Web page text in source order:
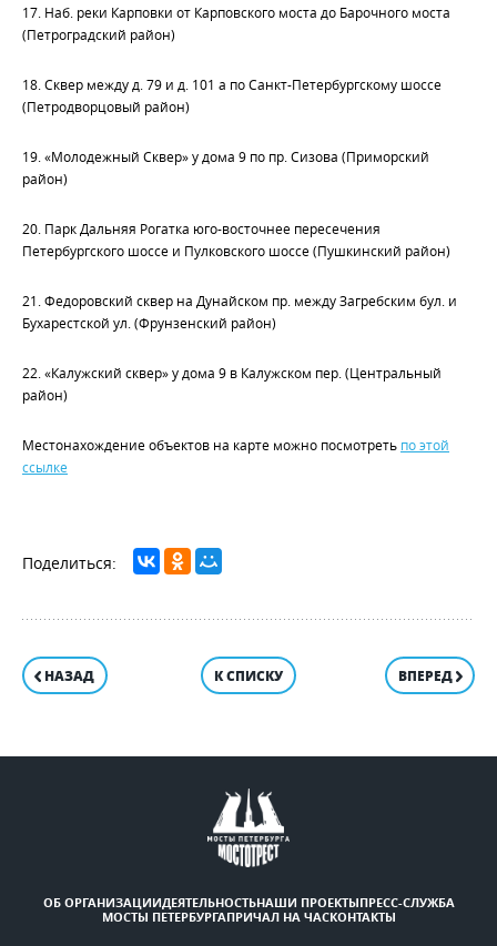
17. Наб. реки Карповки от Карповского моста до Барочного моста
(Петроградский район)
18. Сквер между д. 79 и д. 101 а поСанкт-Петербургскому шоссе
(Петродворцовый район)
19. «Молодежный Сквер» у дома 9 по пр. Сизова (Приморский
район)
20. Парк Дальняя Рогатка юго-восточнее пересечения
Петербургского шоссе и Пулковского шоссе (Пушкинский район)
21. Федоровский сквер на Дунайском пр. между Загребским бул. и
Бухарестской ул. (Фрунзенский район)
22. «Калужский сквер» у дома 9 в Калужском пер. (Центральный
район)
Местонахождение объектов на карте можно посмотреть по этой
ссылке
НАЗАД К СПИСКУ ВПЕРЕД
ОБ ОРГАНИЗАЦИИДЕЯТЕЛЬНОСТЬНАШИ ПРОЕКТЫПРЕСС-СЛУЖБА
МОСТЫ ПЕТЕРБУРГАПРИЧАЛ НА ЧАСКОНТАКТЫ